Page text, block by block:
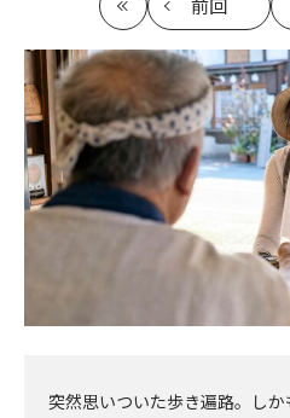
最
初
記
事
へ
突然思いついた歩き遍路。し